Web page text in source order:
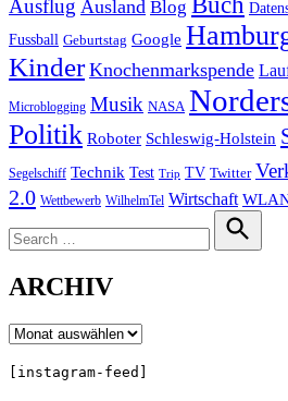
Ausflug Ausland Blog
Fussball Geburtstag Google
Kinder Knochenmarkspende
Microblogging Musik NASA
Politik Roboter Schleswig-Holstein
Segelschiff Technik Test Trip TV Twitter
2.0 Wettbewerb WilhelmTel Wirtschaft
for:
Search
ARCHIV
Archiv
[instagram-feed]